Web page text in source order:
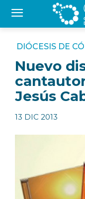
DIÓCESIS DE
Nuevo
Jesús
13 DIC 2013